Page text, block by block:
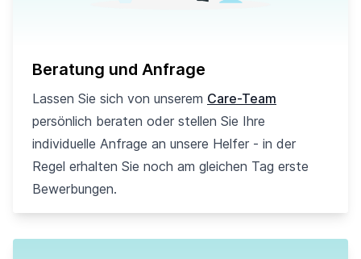
Beratung und Anfrage
Lassen Sie sich von unserem Care-Team
persönlich beraten oder stellen Sie Ihre
individuelle Anfrage an unsere Helfer - in der
Regel erhalten Sie noch am gleichen Tag erste
Bewerbungen.